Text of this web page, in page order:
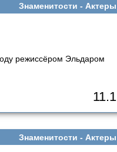
Знаменитости - Актеры
режиссёром Эльдаром
11.1
Знаменитости - Актеры